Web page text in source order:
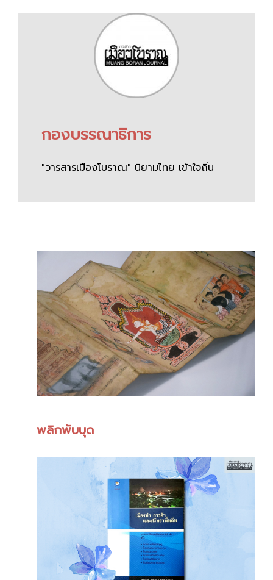
กองบรรณาธิการ
"วารสารเมืองโบราณ" นิยามไทย เข้าใจถิ่น
พลิกพับบุด